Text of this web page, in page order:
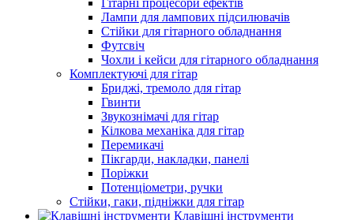
Гітарні процесори ефектів
Лампи для лампових підсилювачів
Стійки для гітарного обладнання
Футсвіч
Чохли і кейси для гітарного обладнання
Комплектуючі для гітар
Бриджі, тремоло для гітар
Гвинти
Звукознімачі для гітар
Кілкова механіка для гітар
Перемикачі
Пікгарди, накладки, панелі
Поріжки
Потенціометри, ручки
Стійки, гаки, підніжки для гітар
Клавішні інструменти